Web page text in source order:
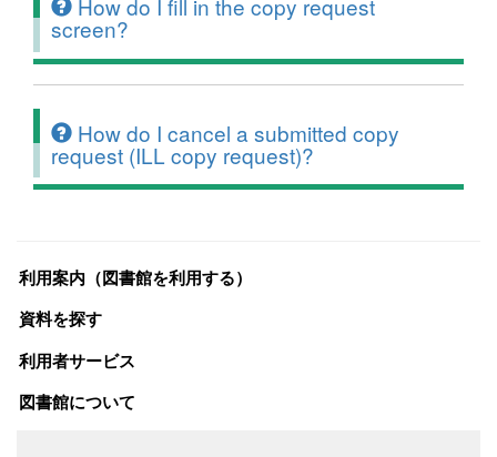
How do I fill in the copy request
screen?
How do I cancel a submitted copy
request (ILL copy request)?
利用案内（図書館を利用する）
資料を探す
利用者サービス
図書館について